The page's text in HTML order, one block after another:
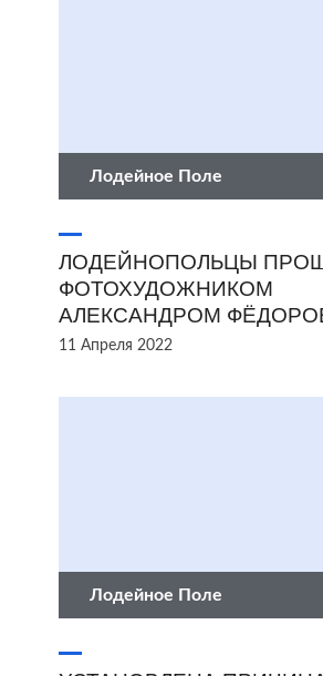
Лодейное Поле
ЛОДЕЙНОПОЛЬЦЫ
ФОТОХУДОЖНИКОМ
АЛЕКСАНДРОМ
11 Апреля 2022
Лодейное Поле